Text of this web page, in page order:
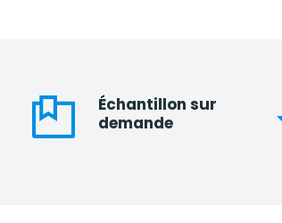
Échantillon sur
demande